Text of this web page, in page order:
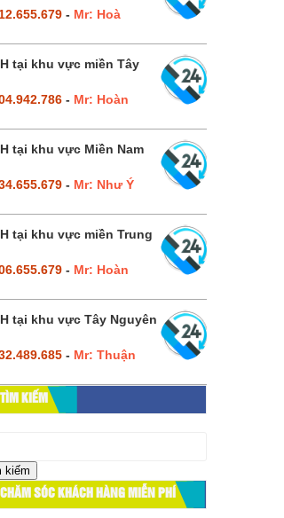
- Mr: Hoà
tại khu vực miền Tây
- Mr: Hoàn
tại khu vực Miền Nam
- Mr: Như Ý
tại khu vực miền Trung
- Mr: Hoàn
tại khu vực Tây Nguyên
- Mr: Thuận
KIẾM
SÓC KHÁCH HÀNG MIỄN PHÍ